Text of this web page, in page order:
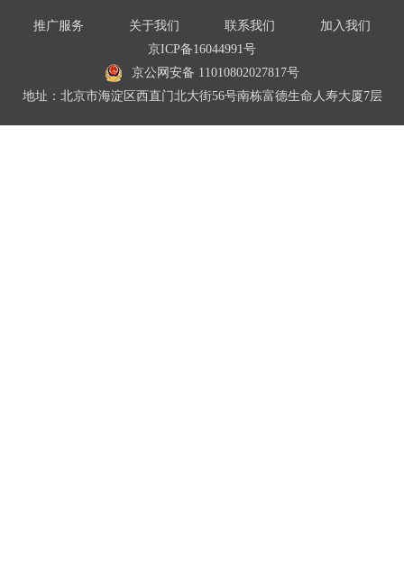
推广服务 关于我们 联系我们
加入我们
京ICP备16044991号
京公网安备 11010802027817号
地址：北京市海淀区西直门北大街56号南栋富德生命人寿大厦7层